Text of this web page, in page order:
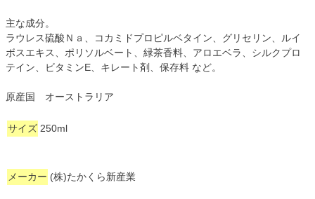
主な成分。
ラウレス硫酸Ｎａ、コカミドプロピルベタイン、グリセリン、ルイ
ボスエキス、ポリソルベート、緑茶香料、アロエベラ、シルクプロ
テイン、ビタミンE、キレート剤、保存料 など。
原産国 オーストラリア
サイズ 250ml
メーカー (株)たかくら新産業